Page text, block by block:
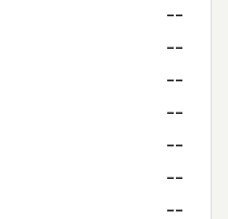
--
--
--
--
--
--
--